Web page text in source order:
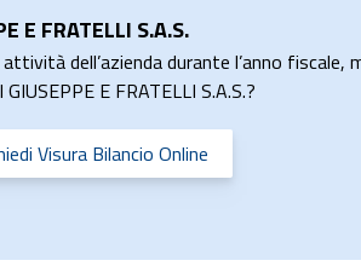
E FRATELLI S.A.S.
dell’azienda durante l’anno fiscale,
E FRATELLI S.A.S.?
Visura Bilancio Online